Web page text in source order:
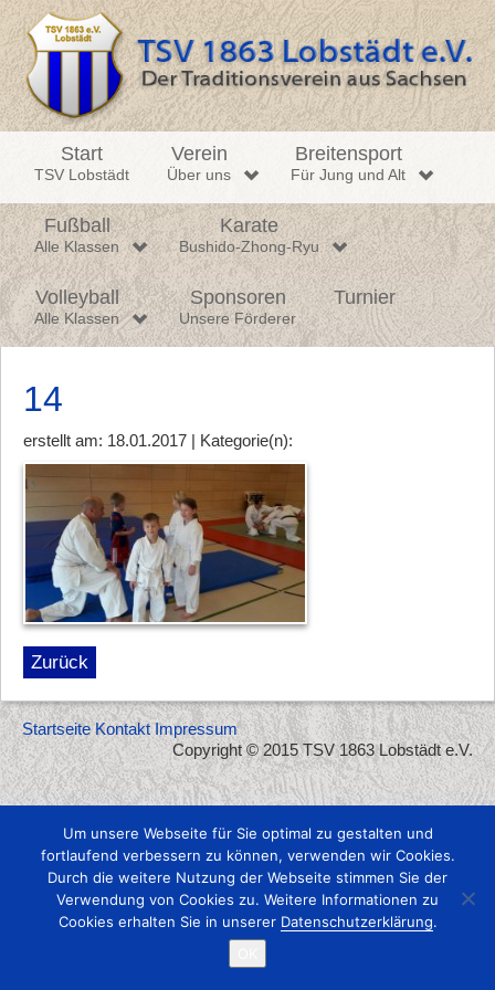
Start
TSV Lobstädt
Verein
Über uns
Breitensport
Für Jung und Alt
Fußball
Alle Klassen
Karate
Bushido-Zhong-Ryu
Volleyball
Alle Klassen
Sponsoren
Unsere Förderer
Turnier
14
erstellt am: 18.01.2017 | Kategorie(n):
Zurück
Startseite Kontakt Impressum
Copyright © 2015 TSV 1863 Lobstädt e.V.
Um unsere Webseite für Sie optimal zu gestalten und
fortlaufend verbessern zu können, verwenden wir Cookies.
Durch die weitere Nutzung der Webseite stimmen Sie der
Verwendung von Cookies zu. Weitere Informationen zu
Cookies erhalten Sie in unserer Datenschutzerklärung.